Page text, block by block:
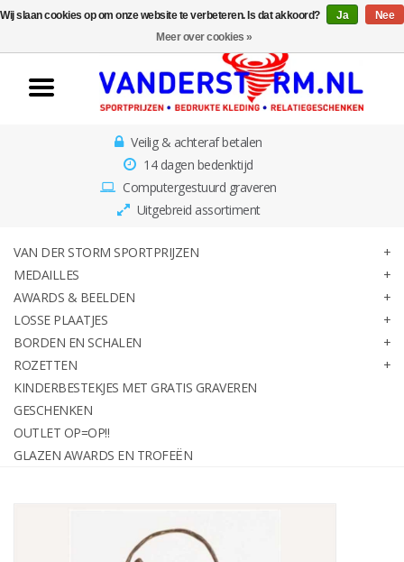
Home
Van der Storm
Sportprijzen
Awards & Beelden
Losse Plaatjes
Borden en schalen
Rozetten
Kinderbestekjes met gratis
Veilig & achteraf betalen
14 dagen bedenktijd
Computergestuurd graveren
Uitgebreid assortiment
VAN DER STORM SPORTPRIJZEN
MEDAILLES
AWARDS & BEELDEN
LOSSE PLAATJES
BORDEN EN SCHALEN
ROZETTEN
KINDERBESTEKJES MET GRATIS GRAVEREN
GESCHENKEN
OUTLET OP=OP!!
GLAZEN AWARDS EN TROFEËN
Wij slaan cookies op om onze website te verbeteren. Is dat akkoord? Ja
Nee
Meer over cookies »